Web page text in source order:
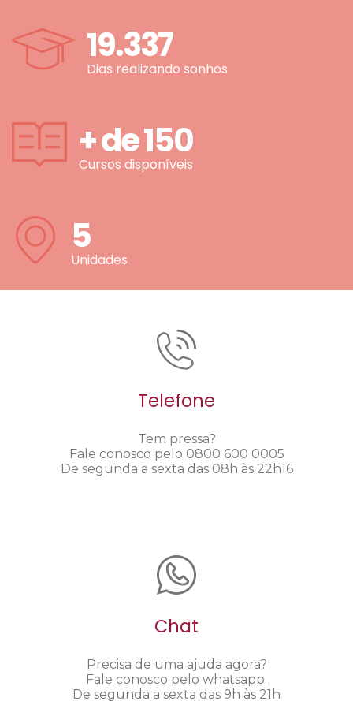
19.337
Dias realizando sonhos
+ de150
Cursos disponíveis
5
Unidades
Telefone
Tem pressa?
Fale conosco pelo 0800 600 0005
De segunda a sexta das 08h às 22h16
Chat
Precisa de uma ajuda agora?
Fale conosco pelo whatsapp.
De segunda a sexta das 9h às 21h